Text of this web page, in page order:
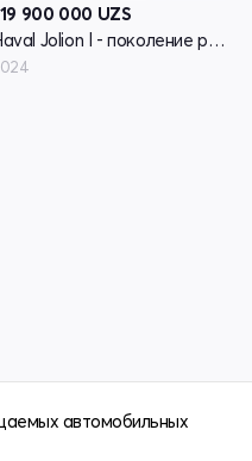
900 000 UZS
Haval Jolion I - поколение рестайлинг
автомобильных